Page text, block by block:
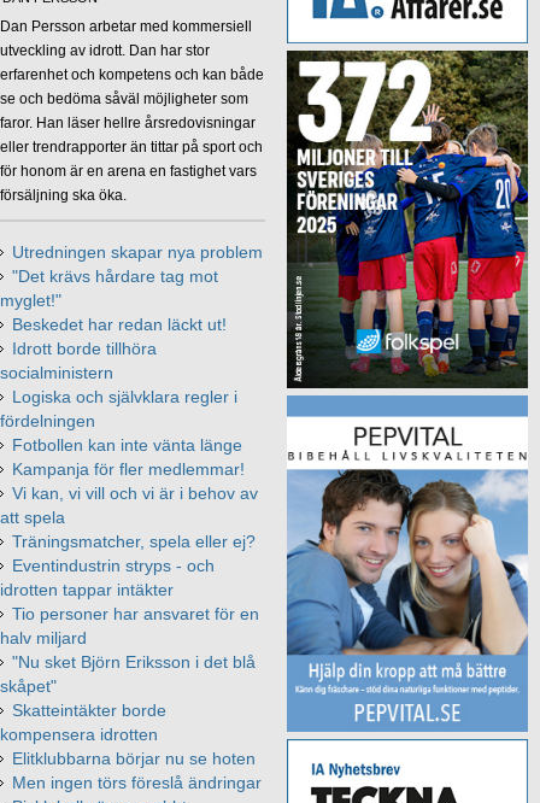
Dan Persson arbetar med kommersiell
utveckling av idrott. Dan har stor
erfarenhet och kompetens och kan både
se och bedöma såväl möjligheter som
faror. Han läser hellre årsredovisningar
eller trendrapporter än tittar på sport och
för honom är en arena en fastighet vars
försäljning ska öka.
Utredningen skapar nya problem
"Det krävs hårdare tag mot
myglet!"
Beskedet har redan läckt ut!
Idrott borde tillhöra
socialministern
Logiska och självklara regler i
fördelningen
Fotbollen kan inte vänta länge
Kampanja för fler medlemmar!
Vi kan, vi vill och vi är i behov av
att spela
Träningsmatcher, spela eller ej?
Eventindustrin stryps - och
idrotten tappar intäkter
Tio personer har ansvaret för en
halv miljard
"Nu sket Björn Eriksson i det blå
skåpet"
Skatteintäkter borde
kompensera idrotten
Elitklubbarna börjar nu se hoten
Men ingen törs föreslå ändringar